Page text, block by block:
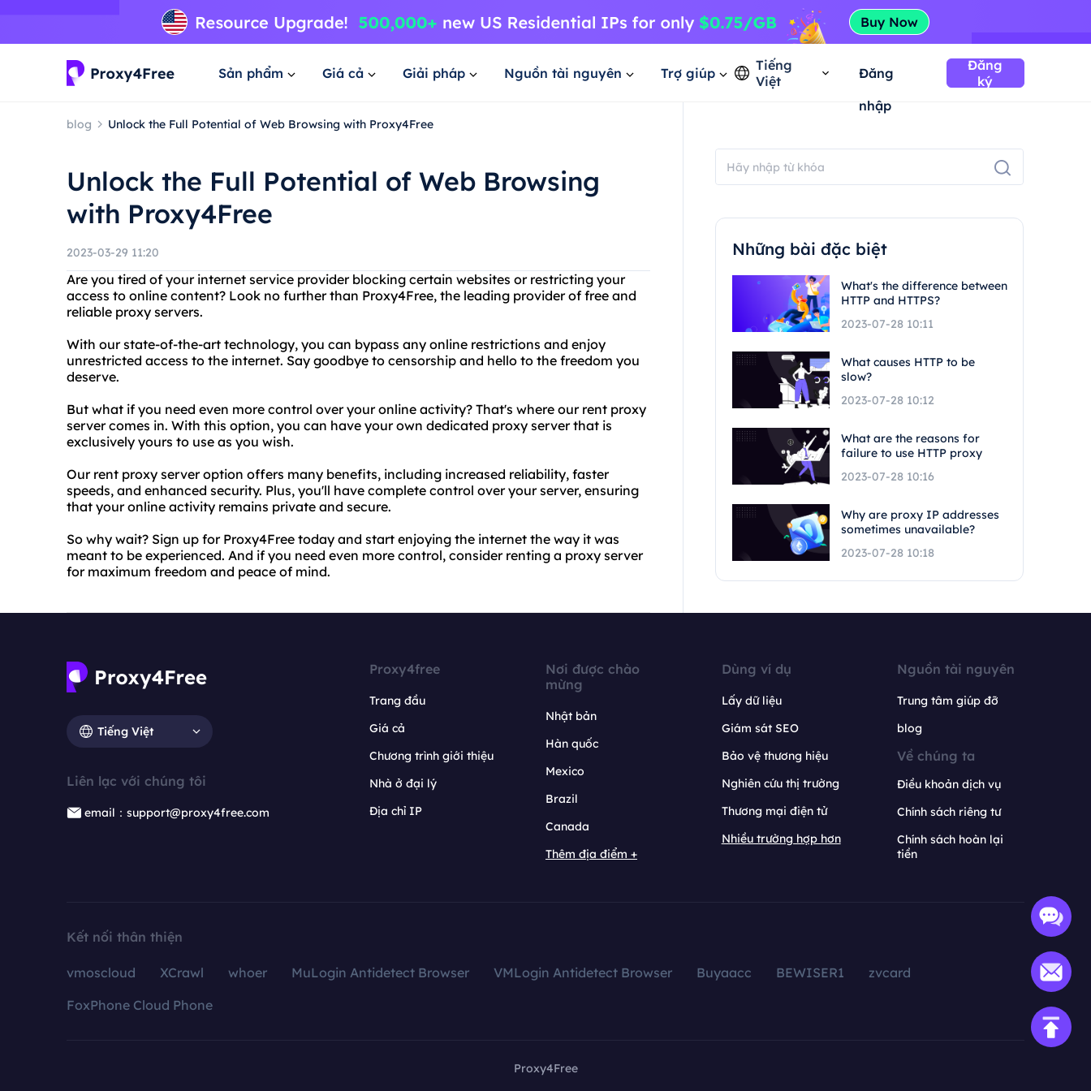
Sản phẩm Giá cả Giải pháp Nguồn tài nguyên Trợ giúp
Tiếng
Việt
Đăng
nhập
Đăng
ký
blog Unlock the Full Potential of Web Browsing with Proxy4Free
Unlock the Full Potential of Web Browsing
with Proxy4Free
2023-03-29 11:20
Are you tired of your internet service provider blocking certain websites or restricting your
access to online content? Look no further than Proxy4Free, the leading provider of free and
reliable proxy servers.
With our state-of-the-art technology, you can bypass any online restrictions and enjoy
unrestricted access to the internet. Say goodbye to censorship and hello to the freedom you
deserve.
But what if you need even more control over your online activity? That's where our rent proxy
server comes in. With this option, you can have your own dedicated proxy server that is
exclusively yours to use as you wish.
Our rent proxy server option offers many benefits, including increased reliability, faster
speeds, and enhanced security. Plus, you'll have complete control over your server, ensuring
that your online activity remains private and secure.
So why wait? Sign up for Proxy4Free today and start enjoying the internet the way it was
meant to be experienced. And if you need even more control, consider renting a proxy server
for maximum freedom and peace of mind.
Những bài đặc biệt
What's the difference between
HTTP and HTTPS?
2023-07-28 10:11
What causes HTTP to be
slow?
2023-07-28 10:12
What are the reasons for
failure to use HTTP proxy
2023-07-28 10:16
Why are proxy IP addresses
sometimes unavailable?
2023-07-28 10:18
Tiếng Việt
Liên lạc với chúng tôi
email：support@proxy4free.com
Proxy4free
Trang đầu
Giá cả
Chương trình giới thiệu
Nhà ở đại lý
Địa chỉ IP
Nơi được chào
mừng
Nhật bản
Hàn quốc
Mexico
Brazil
Canada
Thêm địa điểm +
Dùng ví dụ
Lấy dữ liệu
Giám sát SEO
Bảo vệ thương hiệu
Nghiên cứu thị trường
Thương mại điện tử
Nhiều trường hợp hơn
Nguồn tài nguyên
Trung tâm giúp đỡ
blog
Về chúng ta
Điều khoản dịch vụ
Chính sách riêng tư
Chính sách hoàn lại
tiền
Kết nối thân thiện
vmoscloud XCrawl whoer MuLogin Antidetect Browser VMLogin Antidetect Browser Buyaacc BEWISER1
zvcard
FoxPhone Cloud Phone
Proxy4Free